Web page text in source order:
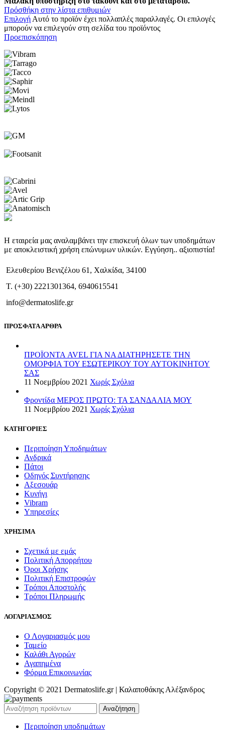
Πρόσθήκη στην λίστα επιθυμιών
Επιλογή Αυτό το προϊόν έχει πολλαπλές παραλλαγές. Οι επιλογές
μπορούν να επιλεγούν στη σελίδα του προϊόντος
Προεπισκόπηση
Η εταιρεία μας αναλαμβάνει την επισκευή όλων των υποδημάτων
με αποκλειστική χρήση επώνυμων υλικών. Εγγύηση.. αξιοπιστία!
Ελευθερίου Βενιζέλου 61, Χαλκίδα, 34100
T. (+30) 2221301364, 6940615541
info@dermatoslife.gr
ΠΡΟΣΦΑΤΑ ΑΡΘΡΑ
ΠΡΟΪΟΝΤΑ AVEL ΓΙΑ ΝΑ ΔΙΑΤΗΡΗΣΕΤΕ ΤΗΝ
ΟΜΟΡΦΙΑ ΤΟΥ ΕΣΩΤΕΡΙΚΟΥ ΤΟΥ ΑΥΤΟΚΙΝΗΤΟΥ
ΣΑΣ
11 Νοεμβρίου 2021 Χωρίς Σχόλια
Φροντίδα ΜΕΡΟΣ ΠΡΩΤΟ: ΤΑ ΣΑΝΔΑΛΙΑ ΜΟΥ
11 Νοεμβρίου 2021 Χωρίς Σχόλια
ΚΑΤΗΓΟΡΙΕΣ
Περιποίηση Υποδημάτων
Ανδρικά
Πάτοι
Οδηγός Συντήρησης
Αξεσουάρ
Κυνήγι
Vibram
Υπηρεσίες
ΧΡΗΣΙΜΑ
Σχετικά με εμάς
Πολιτική Απορρήτου
Όροι Χρήσης
Πολιτική Επιστροφών
Τρόποι Αποστολής
Τρόποι Πληρωμής
ΛΟΓΑΡΙΑΣΜΟΣ
Ο Λογαριασμός μου
Ταμείο
Καλάθι Αγορών
Αγαπημένα
Φόρμα Επικοινωνίας
Copyright © 2021 Dermatoslife.gr | Καλαποθάκης Αλέξανδρος
Αναζήτηση
Περιποίηση υποδημάτων